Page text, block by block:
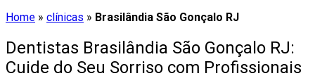
Home » clínicas » Brasilândia São Gonçalo RJ
Dentistas Brasilândia São Gonçalo RJ:
Cuide do Seu Sorriso com Profissionais